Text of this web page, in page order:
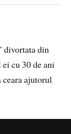
divortata din
cu 30 de ani
ceara ajutorul